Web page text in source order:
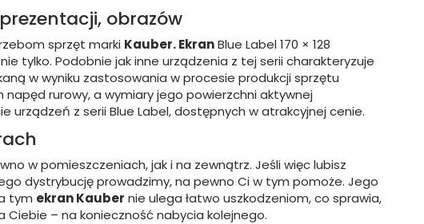
obrazów
sprzęt marki Kauber. EkranBlue Label 170 × 128
tylko. Podobnie jak inne urządzenia z tej serii charakteryzuje
w wyniku zastosowania w procesie produkcji sprzętu
rurowy, a wymiary jego powierzchni aktywnej
urządzeń z serii Blue Label, dostępnych w atrakcyjnej cenie.
w pomieszczeniach, jak i na zewnątrz. Jeśli więc lubisz
dystrybucję prowadzimy, na pewno Ci w tym pomoże. Jego
tym ekran Kauber nie ulega łatwo uszkodzeniom, co sprawia,
Ciebie – na konieczność nabycia kolejnego.